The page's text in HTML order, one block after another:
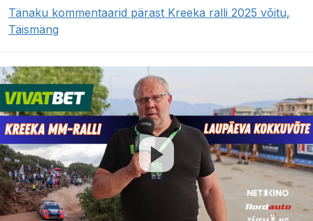
Tänaku kommentaarid pärast Kreeka ralli 2025 võitu,
Täismäng